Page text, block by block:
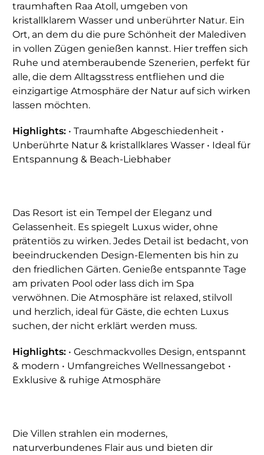
traumhaften Raa Atoll, umgeben von
kristallklarem Wasser und unberührter Natur. Ein
Ort, an dem du die pure Schönheit der Malediven
in vollen Zügen genießen kannst. Hier treffen sich
Ruhe und atemberaubende Szenerien, perfekt für
alle, die dem Alltagsstress entfliehen und die
einzigartige Atmosphäre der Natur auf sich wirken
lassen möchten.
Highlights: • Traumhafte Abgeschiedenheit •
Unberührte Natur & kristallklares Wasser • Ideal für
Entspannung & Beach-Liebhaber
Das Resort ist ein Tempel der Eleganz und
Gelassenheit. Es spiegelt Luxus wider, ohne
prätentiös zu wirken. Jedes Detail ist bedacht, von
beeindruckenden Design-Elementen bis hin zu
den friedlichen Gärten. Genieße entspannte Tage
am privaten Pool oder lass dich im Spa
verwöhnen. Die Atmosphäre ist relaxed, stilvoll
und herzlich, ideal für Gäste, die echten Luxus
suchen, der nicht erklärt werden muss.
Highlights: • Geschmackvolles Design, entspannt
& modern • Umfangreiches Wellnessangebot •
Exklusive & ruhige Atmosphäre
Die Villen strahlen ein modernes,
naturverbundenes Flair aus und bieten dir